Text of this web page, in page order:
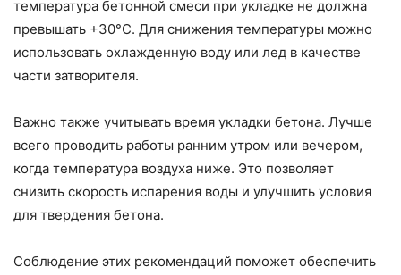
температура бетонной смеси при укладке не должна
превышать +30°C. Для снижения температуры можно
использовать охлажденную воду или лед в качестве
части затворителя.
Важно также учитывать время укладки бетона. Лучше
всего проводить работы ранним утром или вечером,
когда температура воздуха ниже. Это позволяет
снизить скорость испарения воды и улучшить условия
для твердения бетона.
Соблюдение этих рекомендаций поможет обеспечить